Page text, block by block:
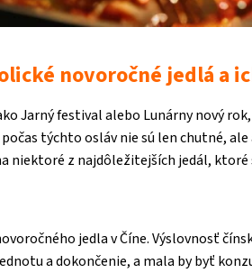
novoročné jedlá a
Jarný festival alebo Lunárny nový
týchto osláv nie sú len chutné,
niektoré z najdôležitejších jedál,
jedla v Číne. Výslovnosť
a dokončenie, a mala by byť